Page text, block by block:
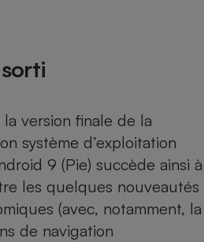
version finale de la
système d’exploitation
9 (Pie) succède ainsi à
les quelques nouveautés
(avec, notamment, la
de navigation